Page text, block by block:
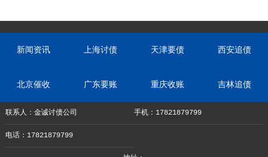
新闻资讯 上海讨债 天津要债 西安追债
北京催收 广东要账 重庆收账 吉林追债
联系人：金诚讨债公司 手机：17821879799
电话：17821879799